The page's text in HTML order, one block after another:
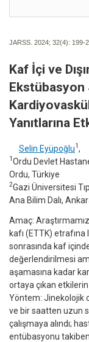
JARSS. 2024; 32(4): 199-
Kaf İçi ve
Ekstübasyon
Yanıtlarına
Selin Eyüpoğlu1 ,
1 Ordu Devlet
Ordu, Türkiye
2Gazi Üniversitesi
Ana Bilim Dalı,
Amaç:
kafı (ETTK)
sonrasında kaf
değerlendirilmesi
aşamasına kadar
ortaya çıkan
Yöntem: Jinekolojik
ve bir saatten uzun
çalışmaya alındı;
entübasyonu takiben